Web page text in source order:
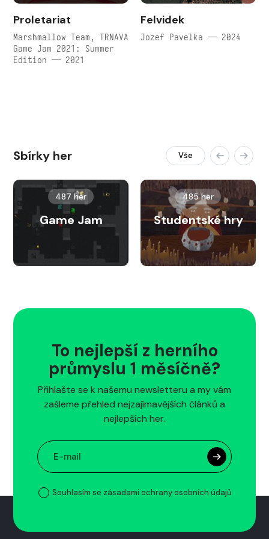
Proletariat
Marshmallow Team, TRNAVA
Game Jam 2021: Summer
Edition — 2021
Felvidek
Jozef Pavelka — 2024
Sbírky her Vše
487 her
Game Jam
485 her
Studentské hry
To nejlepší z herního
průmyslu 1 měsíčně?
Přihlašte se k našemu newsletteru a my vám
zašleme přehled nejzajímavějších článků a
nejlepších her.
Souhlasím se zásadami ochrany osobních údajů